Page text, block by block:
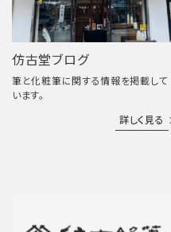
仿古堂ブログ
筆と化粧筆に関する情報を掲載して
います。
詳しく見る